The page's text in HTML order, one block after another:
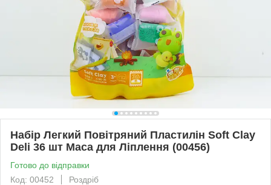
Набір Легкий Повітряний Пластилін Soft Clay
Deli 36 шт Маса для Ліплення (00456)
Готово до відправки
Код: 00452
Роздріб